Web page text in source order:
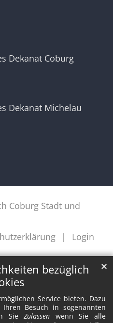
bezüglich
Service bieten. Dazu
Besuch in sogenannten
SieZulassen wenn Sie alle
✕
Dekanat Coburg
Dekanat Michelau
Coburg Stadt und
Login